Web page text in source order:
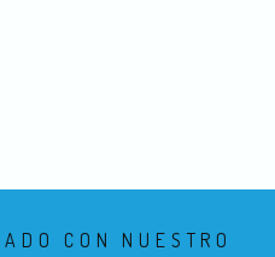
CON NUESTRO